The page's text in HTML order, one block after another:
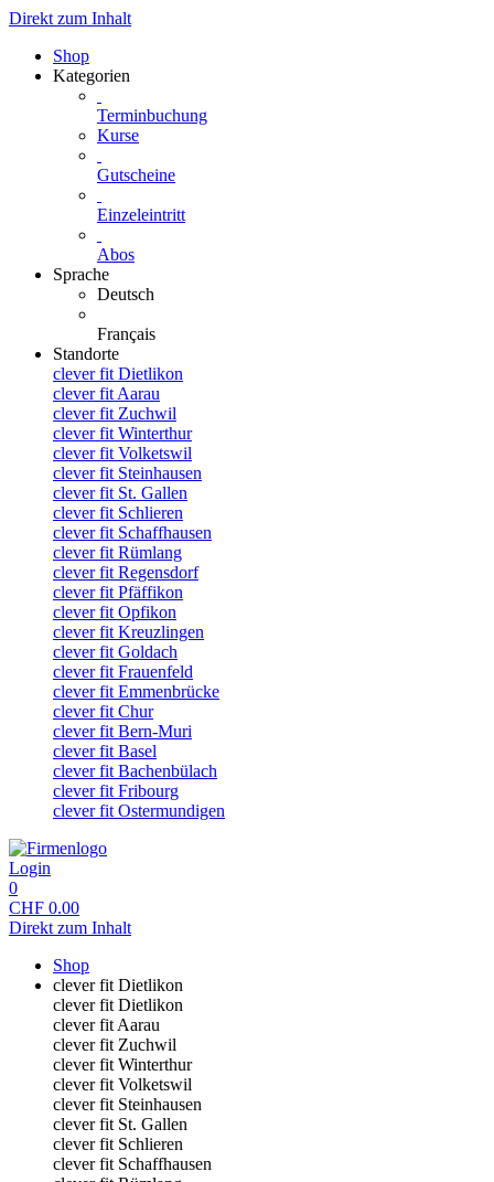
Direkt zum Inhalt
Shop
Kategorien
Terminbuchung
Kurse
Gutscheine
Einzeleintritt
Abos
Sprache
Deutsch
Français
Standorte
clever fit Dietlikon
clever fit Aarau
clever fit Zuchwil
clever fit Winterthur
clever fit Volketswil
clever fit Steinhausen
clever fit St. Gallen
clever fit Schlieren
clever fit Schaffhausen
clever fit Rümlang
clever fit Regensdorf
clever fit Pfäffikon
clever fit Opfikon
clever fit Kreuzlingen
clever fit Goldach
clever fit Frauenfeld
clever fit Emmenbrücke
clever fit Chur
clever fit Bern-Muri
clever fit Basel
clever fit Bachenbülach
clever fit Fribourg
clever fit Ostermundigen
Login
0
CHF 0.00
Direkt zum Inhalt
Shop
clever fit Dietlikon
clever fit Dietlikon
clever fit Aarau
clever fit Zuchwil
clever fit Winterthur
clever fit Volketswil
clever fit Steinhausen
clever fit St. Gallen
clever fit Schlieren
clever fit Schaffhausen